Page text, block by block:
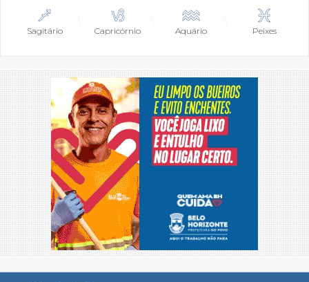
Sagitário Capricórnio Aquário Peixes